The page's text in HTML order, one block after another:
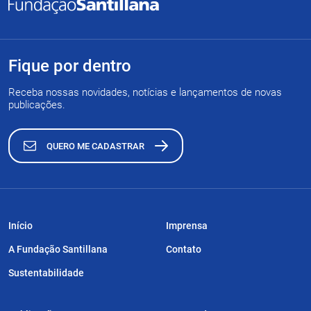
Fique por dentro
Receba nossas novidades, notícias e lançamentos de novas
publicações.
QUERO ME CADASTRAR
Início
A Fundação Santillana
Sustentabilidade
Imprensa
Contato